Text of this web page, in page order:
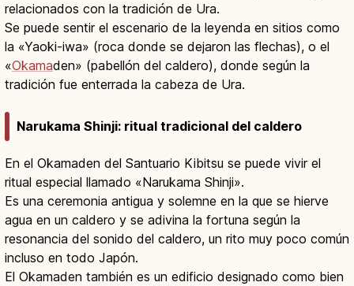
relacionados con la tradición de Ura.
Se puede sentir el escenario de la leyenda en sitios como
la «Yaoki-iwa» (roca donde se dejaron las flechas), o el
«Okamaden» (pabellón del caldero), donde según la
tradición fue enterrada la cabeza de Ura.
Narukama Shinji: ritual tradicional del caldero
En el Okamaden del Santuario Kibitsu se puede vivir el
ritual especial llamado «Narukama Shinji».
Es una ceremonia antigua y solemne en la que se hierve
agua en un caldero y se adivina la fortuna según la
resonancia del sonido del caldero, un rito muy poco común
incluso en todo Japón.
El Okamaden también es un edificio designado como bien